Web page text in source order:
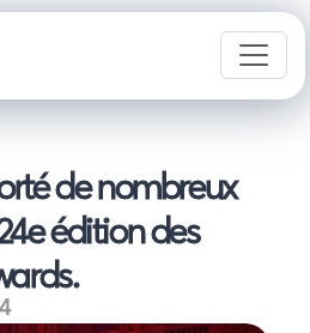
de nombreux
édition des